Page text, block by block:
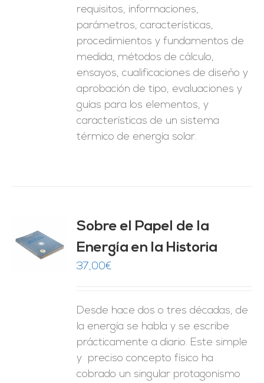
requisitos, informaciones,
parámetros, características,
procedimientos y fundamentos de
medida, métodos de cálculo,
ensayos, cualificaciones de diseño y
aprobación de tipo, evaluaciones y
guías para los elementos, y
características de un sistema
térmico de energía solar.
Sobre el Papel de la
Energía en la Historia
37,00€
Desde hace dos o tres décadas, de
la energía se habla y se escribe
prácticamente a diario. Este simple
y preciso concepto físico ha
cobrado un singular protagonismo